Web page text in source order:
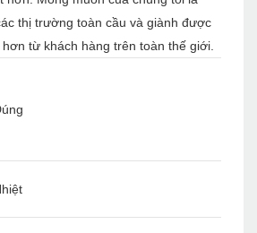
thị trường toàn cầu và giành được
từ khách hàng trên toàn thế giới.